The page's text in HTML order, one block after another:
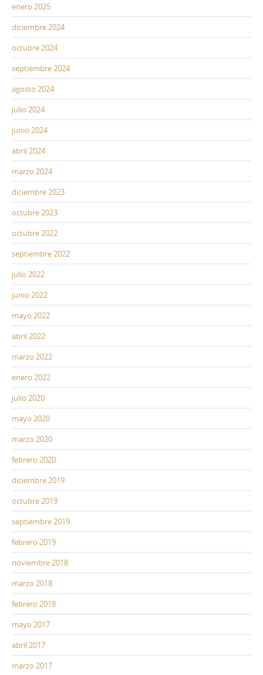
enero 2025
diciembre 2024
octubre 2024
septiembre 2024
agosto 2024
julio 2024
junio 2024
abril 2024
marzo 2024
diciembre 2023
octubre 2023
octubre 2022
septiembre 2022
julio 2022
junio 2022
mayo 2022
abril 2022
marzo 2022
enero 2022
julio 2020
mayo 2020
marzo 2020
febrero 2020
diciembre 2019
octubre 2019
septiembre 2019
febrero 2019
noviembre 2018
marzo 2018
febrero 2018
mayo 2017
abril 2017
marzo 2017